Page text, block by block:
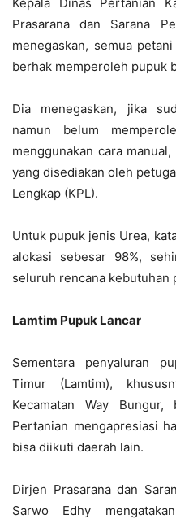
Prasarana dan Sarana
menegaskan, semua
berhak memperoleh pupuk
Dia menegaskan, jika
namun belum
menggunakan cara
yang disediakan oleh
Lengkap (KPL).
Untuk pupuk jenis Urea,
alokasi sebesar 98%,
seluruh rencana kebutuhan
Lamtim Pupuk Lancar
Sementara penyaluran
Timur (Lamtim),
Kecamatan Way Bungur,
Pertanian mengapresiasi
bisa diikuti daerah lain.
Dirjen Prasarana dan
Sarwo Edhy